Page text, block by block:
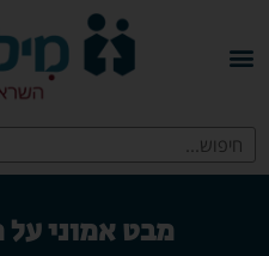
מבט אמוני